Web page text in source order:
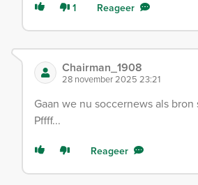
1 Reageer
Chairman_1908
28 november 2025 23:21
Gaan we nu soccernews als bron
Pffff...
Reageer